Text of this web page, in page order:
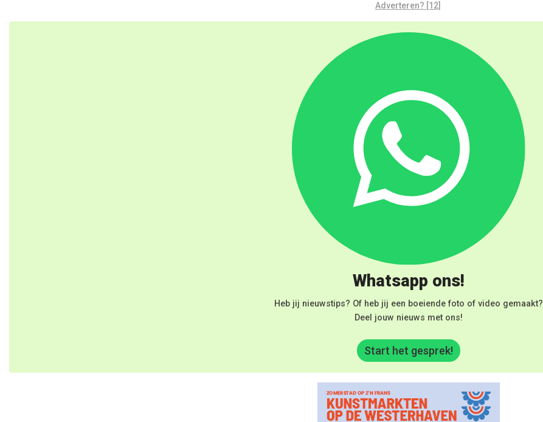
Adverteren? [12]
Whatsapp ons!
Heb jij nieuwstips? Of heb jij een boeiende foto of video gemaakt?
Deel jouw nieuws met ons!
Start het gesprek!